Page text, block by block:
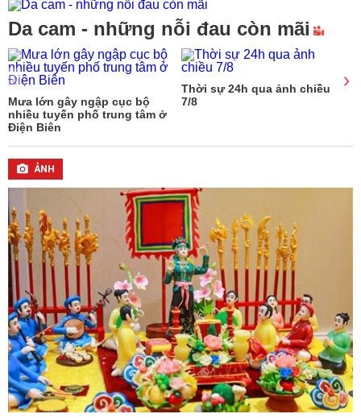
Da cam - những nỗi đau còn mãi
Mưa lớn gây ngập cục bộ
nhiều tuyến phố trung tâm ở
Điện Biên
Thời sự 24h qua ảnh chiều
7/8
ẢNH